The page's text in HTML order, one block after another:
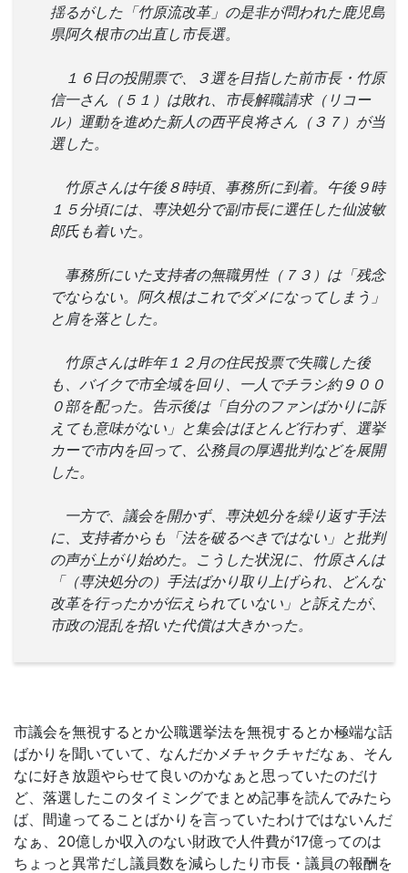
揺るがした「竹原流改革」の是非が問われた鹿児島
県阿久根市の出直し市長選。
１６日の投開票で、３選を目指した前市長・竹原
信一さん（５１）は敗れ、市長解職請求（リコー
ル）運動を進めた新人の西平良将さん（３７）が当
選した。
竹原さんは午後８時頃、事務所に到着。午後９時
１５分頃には、専決処分で副市長に選任した仙波敏
郎氏も着いた。
事務所にいた支持者の無職男性（７３）は「残念
でならない。阿久根はこれでダメになってしまう」
と肩を落とした。
竹原さんは昨年１２月の住民投票で失職した後
も、バイクで市全域を回り、一人でチラシ約９００
０部を配った。告示後は「自分のファンばかりに訴
えても意味がない」と集会はほとんど行わず、選挙
カーで市内を回って、公務員の厚遇批判などを展開
した。
一方で、議会を開かず、専決処分を繰り返す手法
に、支持者からも「法を破るべきではない」と批判
の声が上がり始めた。こうした状況に、竹原さんは
「（専決処分の）手法ばかり取り上げられ、どんな
改革を行ったかが伝えられていない」と訴えたが、
市政の混乱を招いた代償は大きかった。
市議会を無視するとか公職選挙法を無視するとか極端な話
ばかりを聞いていて、なんだかメチャクチャだなぁ、そん
なに好き放題やらせて良いのかなぁと思っていたのだけ
ど、落選したこのタイミングでまとめ記事を読んでみたら
ば、間違ってることばかりを言っていたわけではないんだ
なぁ、20億しか収入のない財政で人件費が17億ってのは
ちょっと異常だし議員数を減らしたり市長・議員の報酬を